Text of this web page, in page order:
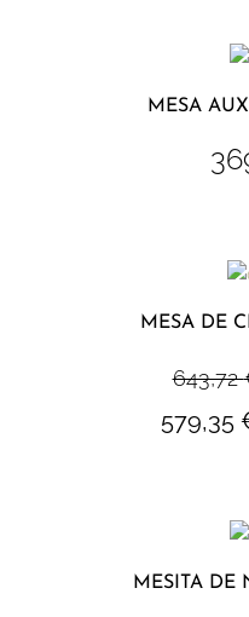
MESA
MESA DE
643,72
579,35
MESITA DE